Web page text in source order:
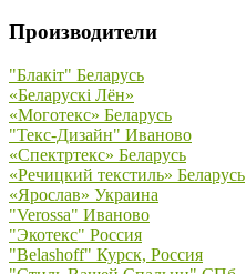
Производители
"Блакiт" Беларусь
«Беларускi Лён»
«Моготекс» Беларусь
"Текс-Дизайн" Иваново
«Спектртекс» Беларусь
«Речицкий текстиль» Беларусь
«Ярослав» Украина
"Verossa" Иваново
"Экотекс" Россия
"Belashoff" Курск, Россия